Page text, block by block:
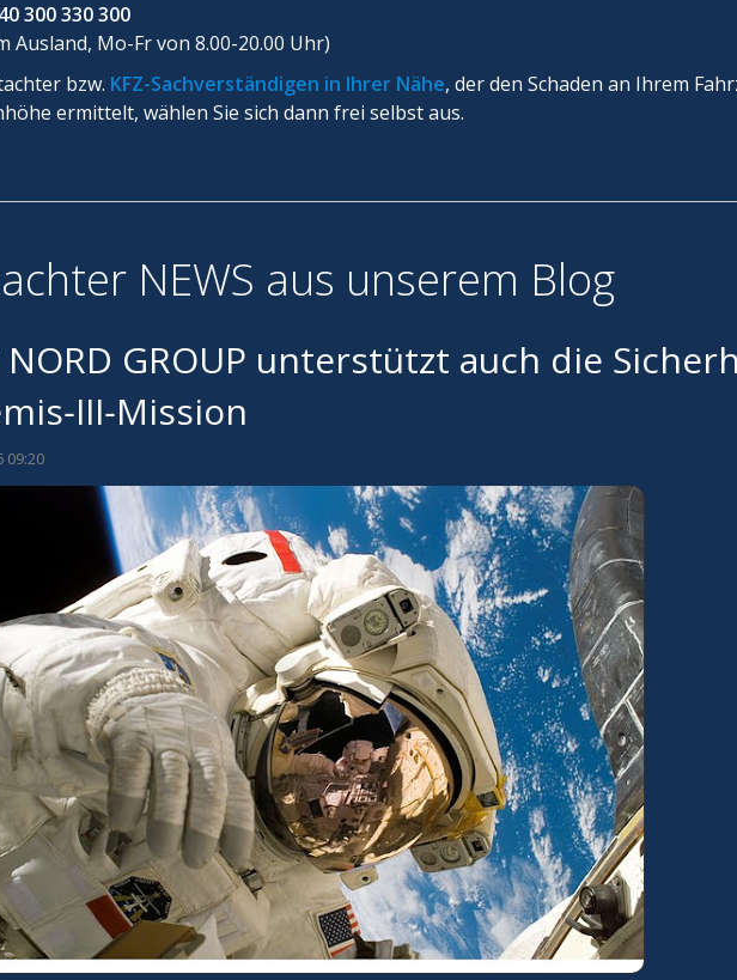
300 330 300
Ausland, Mo-Fr von 8.00-20.00 Uhr)
bzw. KFZ-Sachverständigen in Ihrer Nähe, der den Schaden an Ihrem
ermittelt, wählen Sie sich dann frei selbst aus.
NEWS aus unserem Blog
NORD GROUP unterstützt auch die
09:20